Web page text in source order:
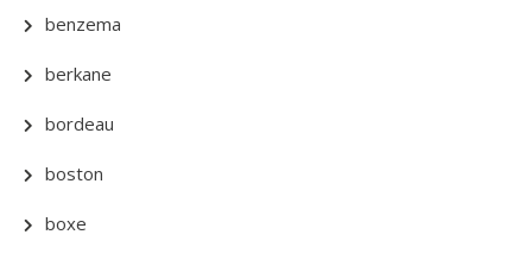
benzema
berkane
bordeau
boston
boxe